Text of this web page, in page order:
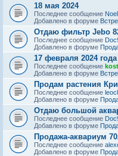
18 мая 2024
Последнее сообщение Noel
Добавлено в форуме
Отдаю фильтр Jebo
Последнее сообщение
Добавлено в форуме
17 февраля 2024 года
Последнее сообщение
Добавлено в форуме
Продам растения
Последнее сообщение
Добавлено в форуме
Отдаю большой
Последнее сообщение
Добавлено в форуме
Продажа-аквариум
Последнее сообщение
Добавлено в форуме